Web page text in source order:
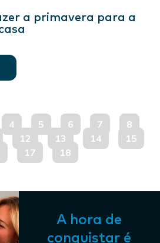
a primavera para a
4 5 6 7
8
12 13 14
15
17 18
A hora de
conquistar é